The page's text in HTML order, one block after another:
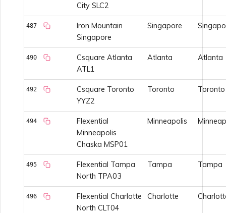
City SLC2
487
Iron Mountain
Singapore
Singapore
490
Csquare Atlanta
ATL1
Atlanta Atlanta
492
Csquare Toronto
YYZ2
Toronto Toronto
494
Flexential
Minneapolis
Chaska MSP01
Minneapolis
495
Flexential Tampa
North TPA03
Tampa Tampa
496
Flexential Charlotte
North CLT04
Charlotte